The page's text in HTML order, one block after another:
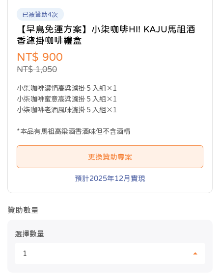
已被贊助4次
【早鳥免運方案】小柒咖啡HI! KAJU馬祖酒
香濾掛咖啡禮盒
NT$ 900
NT$ 1,050
小柒咖啡濃情高粱濾掛 5 入組×1
小柒咖啡蜜意高粱濾掛 5 入組×1
小柒咖啡老酒風味濾掛 5 入組×1
*本品有馬祖高粱酒香酒味但不含酒精
更換贊助專案
預計2025年12月實現
贊助數量
選擇數量
1